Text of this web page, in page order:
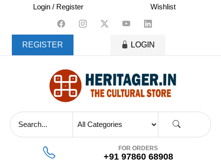
content
Login / Register Wishlist
REGISTER LOGIN
FOR ORDERS
+91 97860 68908